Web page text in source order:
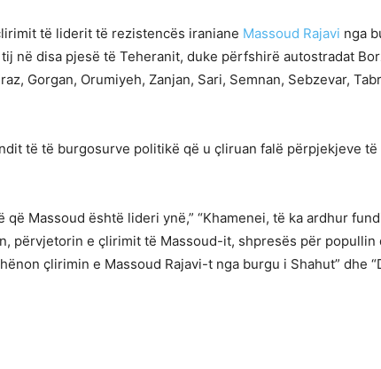
të liderit të rezistencës iraniane Massoud Rajavi nga
në disa pjesë të Teheranit, duke përfshirë autostradat
Gorgan, Orumiyeh, Zanjan, Sari, Semnan, Sebzevar,
të të burgosurve politikë që u çliruan falë përpjekjeve
Massoud është lideri ynë,” “Khamenei, të ka ardhur
përvjetorin e çlirimit të Massoud-it, shpresës për popullin
çlirimin e Massoud Rajavi-t nga burgu i Shahut” dhe